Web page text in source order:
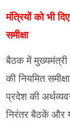
मंत्रियों को भी
समीक्षा
बैठक में मुख्यमंत्री
की नियमित
प्रदेश की
निरंतर बैठकें और